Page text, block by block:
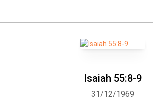
Isaiah 55:8-9
31/12/1969